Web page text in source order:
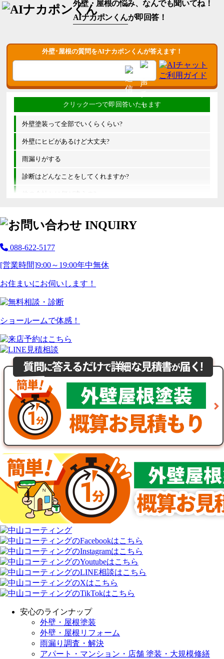
外壁・屋根の悩み、なんでも聞いてね！
AIナカポンくんが即回答！
外壁･屋根の質問をAIナカポンくんが答えます！
外壁塗装って全部でいくらくらい?
外壁にヒビがあるけど大丈夫?
雨漏りがする
診断はどんなことをしてくれますか?
他の会社とは何が違うの?
088-622-5177
[営業時間]9:00～19:00年中無休
お住まいにお伺いします！
ショールームで体感！
安心のラインナップ
外壁・屋根塗装
外壁・屋根リフォーム
雨漏り調査・解決
アパート・マンション・店舗 塗装・大規模修繕